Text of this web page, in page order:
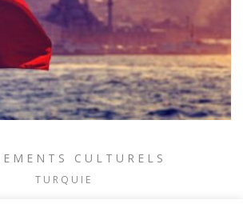
CULTURELS
TURQUIE